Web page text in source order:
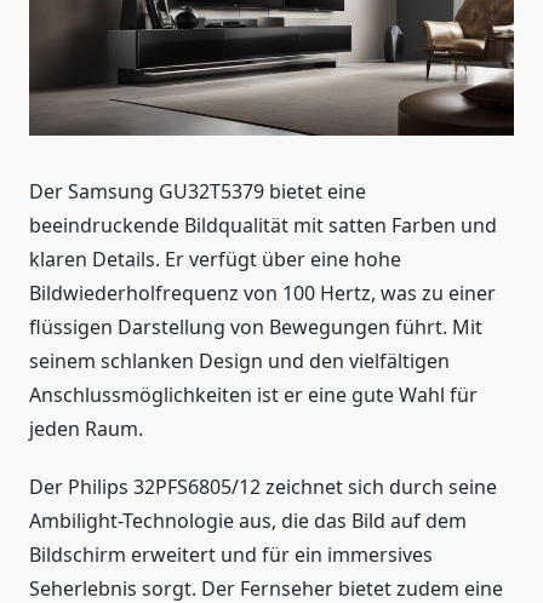
Der Samsung GU32T5379 bietet eine
beeindruckende Bildqualität mit satten Farben und
klaren Details. Er verfügt über eine hohe
Bildwiederholfrequenz von 100 Hertz, was zu einer
flüssigen Darstellung von Bewegungen führt. Mit
seinem schlanken Design und den vielfältigen
Anschlussmöglichkeiten ist er eine gute Wahl für
jeden Raum.
Der Philips 32PFS6805/12 zeichnet sich durch seine
Ambilight-Technologie aus, die das Bild auf dem
Bildschirm erweitert und für ein immersives
Seherlebnis sorgt. Der Fernseher bietet zudem eine